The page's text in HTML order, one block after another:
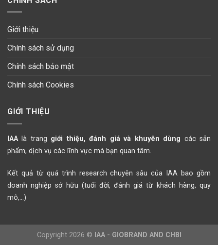
Giới thiệu
Chính sách sử dụng
Chính sách bảo mật
Chính sách Cookies
GIỚI THIỆU
IAAlà trang giới thiệu, đánh giá và khuyên dùng các sản
phẩm, dịch vụ các lĩnh vực mà bạn quan tâm.
Kết quả từ quá trình research chuyên sâu của IAA bao gồm
doanh nghiệp sở hữu (tuổi đời, đánh giá từ khách hàng, quy
mô,...)
Copyright 2026 © IAA - GIOBRAND AND CHBI